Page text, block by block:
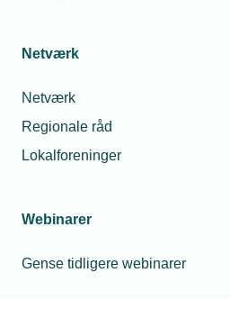
Netværk
Netværk
Regionale råd
Lokalforeninger
Webinarer
Gense tidligere webinarer